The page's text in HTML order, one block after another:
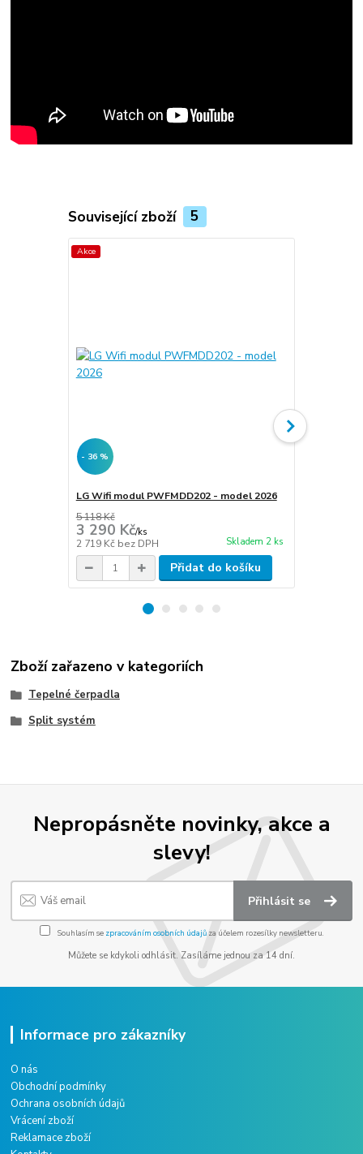
Související zboží 5
Akce
- 36 %
LG Wifi modul PWFMDD202 - model 2026
5 118 Kč
3 290 Kč/ks
2 719 Kč bez DPH Skladem 2 ks
Přidat do košíku
Zboží zařazeno v kategoriích
Tepelné čerpadla
Split systém
Nepropásněte novinky, akce a
slevy!
Přihlásit se
Souhlasím se zpracováním osobních údajůza účelem rozesílky newsletteru.
Můžete se kdykoli odhlásit. Zasíláme jednou za 14 dní.
Informace pro zákazníky
O nás
Obchodní podmínky
Ochrana osobních údajů
Vrácení zboží
Reklamace zboží